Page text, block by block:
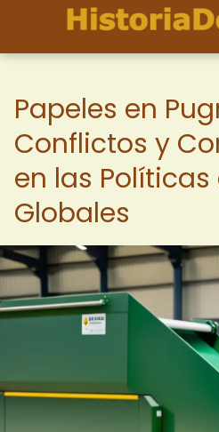
Papeles en
Conflictos y
en las
Globales